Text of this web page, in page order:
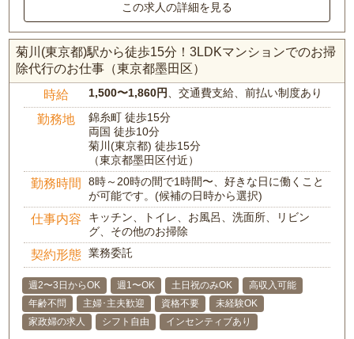
この求人の詳細を見る
菊川(東京都)駅から徒歩15分！3LDKマンションでのお掃
除代行のお仕事（東京都墨田区）
時給 1,500〜1,860円 、交通費支給、前払い制度あり
勤務地
錦糸町 徒歩15分
両国 徒歩10分
菊川(東京都) 徒歩15分
（東京都墨田区付近）
勤務時間
8時～20時の間で1時間〜、好きな日に働くこと
が可能です。(候補の日時から選択)
仕事内容
キッチン、トイレ、お風呂、洗面所、リビン
グ、その他のお掃除
契約形態 業務委託
週2〜3日からOK 週1〜OK 土日祝のみOK
高収入可能
年齢不問
主婦･主夫歓迎 資格不要
未経験OK
家政婦の求人
シフト自由 インセンティブあり